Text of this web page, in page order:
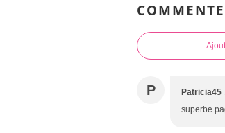
P Patricia45
superbe